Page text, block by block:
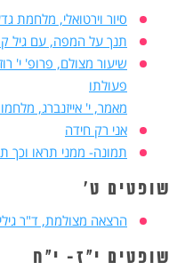
סיור וירטואלי, מלחמת
תנך על המפה, עם גיל
שיעור מצולם, פרופ' י'
פעולתו
מאמר, י' אייזנברג,
אני רק חידה
תמונה- ממני תראו וכך
שופטים ט'
הרצאה מצולמת, ד"ר
שופטים י"ז- י"ח